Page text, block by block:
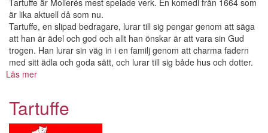
Tartuffe är Molierés mest spelade verk. En komedi från 1664 som
är lika aktuell då som nu.
Tartuffe, en slipad bedragare, lurar till sig pengar genom att säga
att han är ädel och god och allt han önskar är att vara sin Gud
trogen. Han lurar sin väg in i en familj genom att charma fadern
med sitt ädla och goda sätt, och lurar till sig både hus och dotter.
Läs mer
Tartuffe